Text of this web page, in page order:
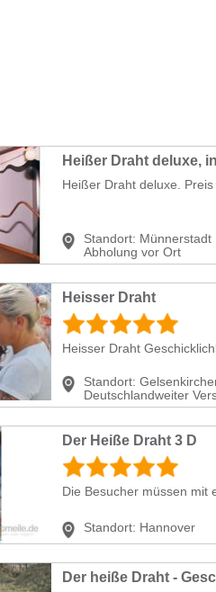
Heißer Draht deluxe,
Heißer Draht deluxe.
Standort: Münnerstadt
Abholung vor Ort
Heisser Draht
Heisser Draht
Standort:
Deutschlandweiter
Der Heiße Draht 3 D
Die Besucher müssen mit
Standort: Hannover
Der heiße Draht -